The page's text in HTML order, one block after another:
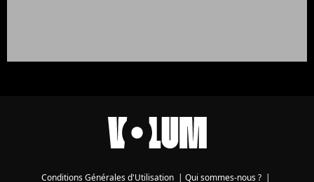
Conditions Générales d'Utilisation | Qui sommes-nous ? |